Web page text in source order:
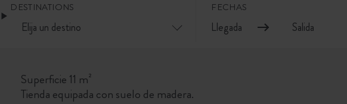
DESTINATIONS FECHAS
Superficie 11 m²
Tienda equipada con suelo de madera.